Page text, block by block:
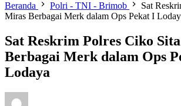
Beranda
Polri - TNI - Brimob
Sat
Miras Berbagai Merk dalam Ops Pekat I
Sat Reskrim Polres Ciko
Berbagai Merk dalam Ops
Lodaya